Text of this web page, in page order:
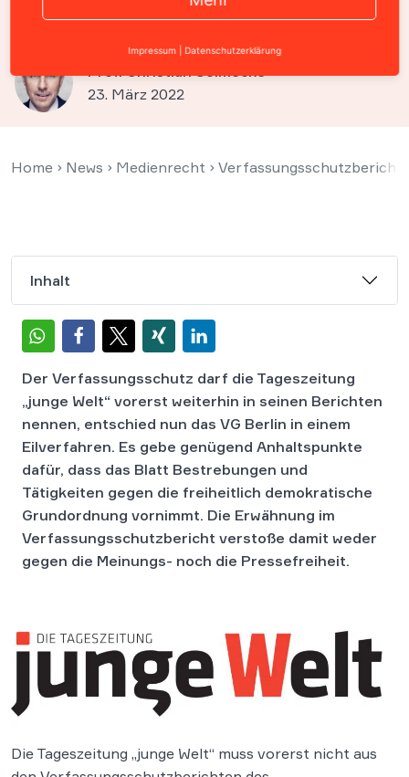
weiter erwähnt werden
Prof. Christian Solmecke
23. März 2022
Home › News › Medienrecht › Verfassungsschutzbericht
Inhalt
Der Verfassungsschutz darf die Tageszeitung
„junge Welt“ vorerst weiterhin in seinen Berichten
nennen, entschied nun das VG Berlin in einem
Eilverfahren. Es gebe genügend Anhaltspunkte
dafür, dass das Blatt Bestrebungen und
Tätigkeiten gegen die freiheitlich demokratische
Grundordnung vornimmt. Die Erwähnung im
Verfassungsschutzbericht verstoße damit weder
gegen die Meinungs- noch die Pressefreiheit.
Die Tageszeitung „junge Welt“ muss vorerst nicht aus
Impressum Datenschutzerklärung